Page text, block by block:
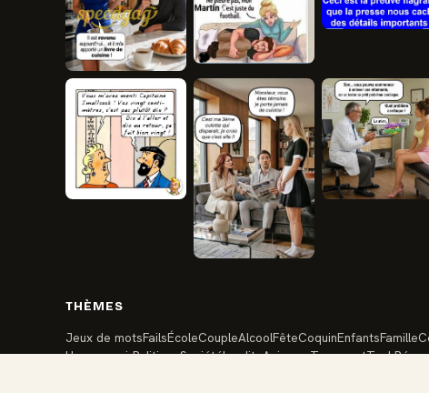
THÈMES
Jeux de motsFailsÉcoleCoupleAlcoolFêteCoquinEnfantsFamille
Humour noirPolitiqueSociétéInsoliteAnimauxTransportTech